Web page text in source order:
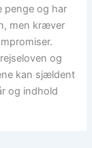
penge og har
men kræver
og
kan sjældent
og indhold